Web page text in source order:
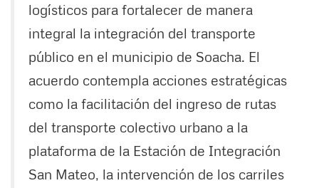
logísticos para fortalecer de manera
integral la integración del transporte
público en el municipio de Soacha. El
acuerdo contempla acciones estratégicas
como la facilitación del ingreso de rutas
del transporte colectivo urbano a la
plataforma de la Estación de Integración
San Mateo, la intervención de los carriles